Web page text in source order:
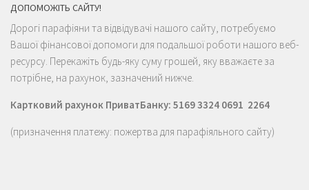
ДОПОМОЖІТЬ САЙТУ!
Дорогі парафіяни та відвідувачі нашого сайту, потребуємо
Вашої фінансової допомоги для подальшої роботи нашого веб-
ресурсу. Перекажіть будь-яку суму грошей, яку вважаєте за
потрібне, на рахунок, зазначений нижче.
Картковий рахунок ПриватБанку: 5169 3324 0691 2264
(призначення платежу: пожертва для парафіяльного сайту)